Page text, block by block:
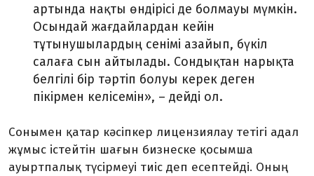
артында нақты өндірісі де болмауы мүмкін.
Осындай жағдайлардан кейін
тұтынушылардың сенімі азайып, бүкіл
салаға сын айтылады. Сондықтан нарықта
белгілі бір тәртіп болуы керек деген
пікірмен келісемін», – дейді ол.
Сонымен қатар кәсіпкер лицензиялау тетігі адал
жұмыс істейтін шағын бизнеске қосымша
ауыртпалық түсірмеуі тиіс деп есептейді. Оның